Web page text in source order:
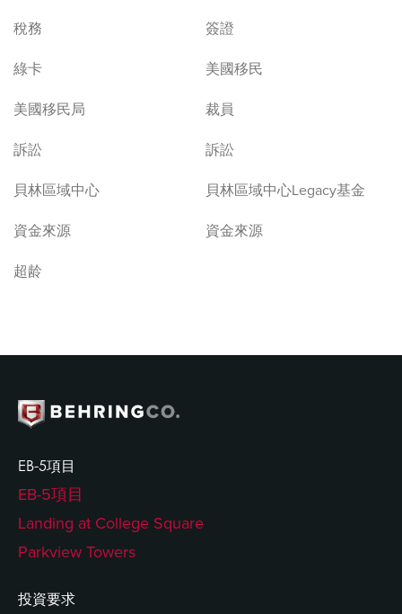
稅務
簽證
綠卡
美國移民
美國移民局
裁員
訴訟
訴訟
貝林區域中心
貝林區域中心Legacy基金
資金來源
資金來源
超龄
EB-5項目
EB-5項目
Landing at College Square
Parkview Towers
投資要求